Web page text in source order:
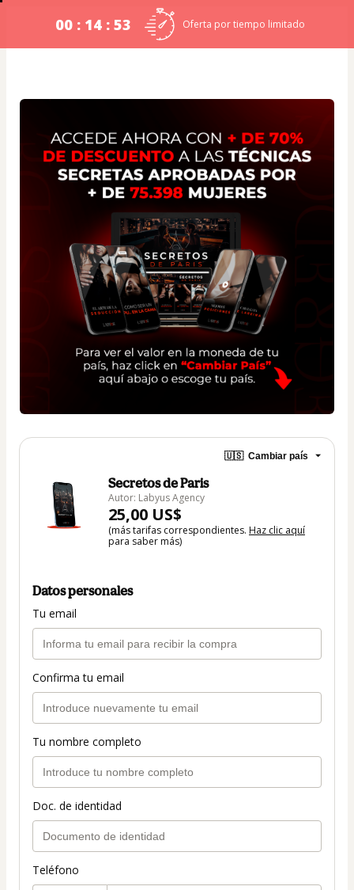
00 : 14 : 52 Oferta por tiempo limitado
🇺🇸 Cambiar país
Secretos de Paris
Autor: Labyus Agency
25,00 US$
(más tarifas correspondientes. Haz clic aquí
para saber más)
Datos personales
Tu email
Confirma tu email
Tu nombre completo
Doc. de identidad
Teléfono